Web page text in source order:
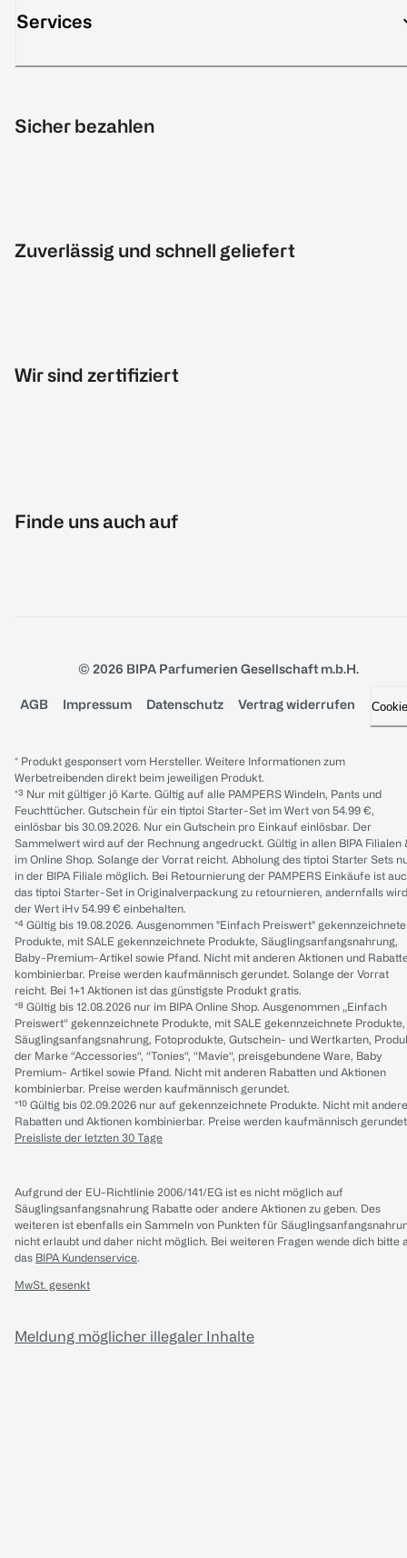
Services
Sicher bezahlen
Zuverlässig und schnell geliefert
Wir sind zertifiziert
Finde uns auch auf
© 2026 BIPA Parfumerien Gesellschaft m.b.H.
AGB Impressum Datenschutz Vertrag widerrufen
* Produkt gesponsert vom Hersteller. Weitere Informationen zum
Werbetreibenden direkt beim jeweiligen Produkt.
*³ Nur mit gültiger jö Karte. Gültig auf alle PAMPERS Windeln, Pants und
Feuchttücher. Gutschein für ein tiptoi Starter-Set im Wert von 54.99 €,
einlösbar bis 30.09.2026. Nur ein Gutschein pro Einkauf einlösbar. Der
Sammelwert wird auf der Rechnung angedruckt. Gültig in allen BIPA Filialen
im Online Shop. Solange der Vorrat reicht. Abholung des tiptoi Starter Sets
in der BIPA Filiale möglich. Bei Retournierung der PAMPERS Einkäufe ist
das tiptoi Starter-Set in Originalverpackung zu retournieren, andernfalls wird
der Wert iHv 54.99 € einbehalten.
*⁴ Gültig bis 19.08.2026. Ausgenommen "Einfach Preiswert" gekennzeichnete
Produkte, mit SALE gekennzeichnete Produkte, Säuglingsanfangsnahrung,
Baby-Premium-Artikel sowie Pfand. Nicht mit anderen Aktionen und
kombinierbar. Preise werden kaufmännisch gerundet. Solange der Vorrat
reicht. Bei 1+1 Aktionen ist das günstigste Produkt gratis.
*⁸ Gültig bis 12.08.2026 nur im BIPA Online Shop. Ausgenommen „Einfach
Preiswert“ gekennzeichnete Produkte, mit SALE gekennzeichnete Produkte,
Säuglingsanfangsnahrung, Fotoprodukte, Gutschein- und Wertkarten,
der Marke “Accessories“, “Tonies“, “Mavie“, preisgebundene Ware, Baby
Premium- Artikel sowie Pfand. Nicht mit anderen Rabatten und Aktionen
kombinierbar. Preise werden kaufmännisch gerundet.
*¹⁰ Gültig bis 02.09.2026 nur auf gekennzeichnete Produkte. Nicht mit
Rabatten und Aktionen kombinierbar. Preise werden kaufmännisch
Preisliste der letzten 30 Tage
Aufgrund der EU-Richtlinie 2006/141/EG ist es nicht möglich auf
Säuglingsanfangsnahrung Rabatte oder andere Aktionen zu geben. Des
weiteren ist ebenfalls ein Sammeln von Punkten für
nicht erlaubt und daher nicht möglich. Bei weiteren Fragen wende dich bitte
das BIPA Kundenservice.
MwSt. gesenkt
Meldung möglicher illegaler Inhalte